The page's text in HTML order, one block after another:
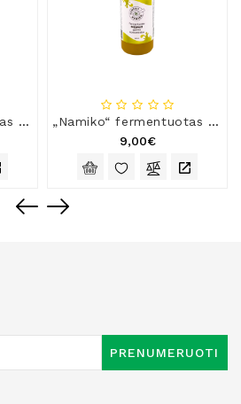
„Namiko“ fermentuotas avižų gėrimo koncentratas
„Namiko“ fermentuotas medaus gėrimo koncentratas
9,00€
PRENUMERUOTI